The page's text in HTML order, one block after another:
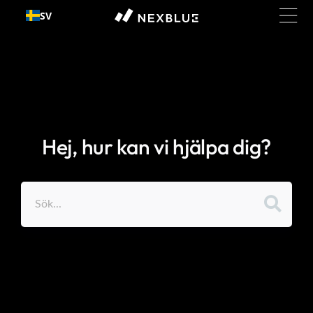
Gå till
innehållet
SV
Hej, hur kan vi hjälpa dig?